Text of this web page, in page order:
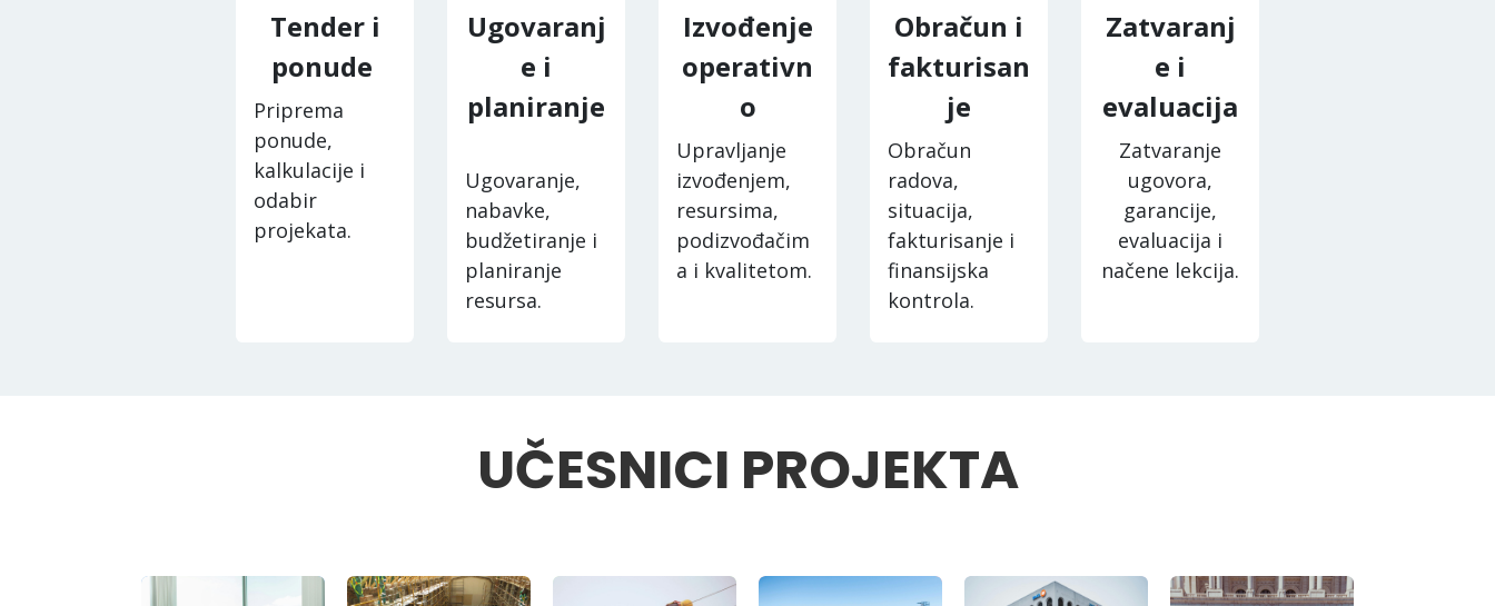
Tender i
ponude
Priprema
ponude,
kalkulacije i
odabir
projekata.
Ugovaranj
e i
planiranje
Ugovaranje,
nabavke,
budžetiranje i
planiranje
resursa.
Izvođenje
operativn
o
Upravljanje
izvođenjem,
resursima,
podizvođačim
a i kvalitetom.
Obračun i
fakturisan
je
Obračun
radova,
situacija,
fakturisanje i
finansijska
kontrola.
Zatvaranj
e i
evaluacija
Zatvaranje
ugovora,
garancije,
evaluacija i
načene lekcija.
UČESNICI PROJEKTA